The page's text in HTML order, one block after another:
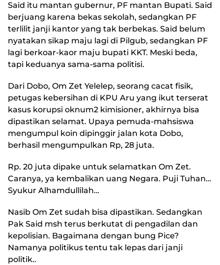
Said itu mantan gubernur, PF mantan Bupati. Said
berjuang karena bekas sekolah, sedangkan PF
terlilit janji kantor yang tak berbekas. Said belum
nyatakan sikap maju lagi di Pilgub, sedangkan PF
lagi berkoar-kaor maju bupati KKT. Meski beda,
tapi keduanya sama-sama politisi.
Dari Dobo, Om Zet Yelelep, seorang cacat fisik,
petugas kebersihan di KPU Aru yang ikut terserat
kasus korupsi oknum2 kimisioner, akhirnya bisa
dipastikan selamat. Upaya pemuda-mahsiswa
mengumpul koin dipinggir jalan kota Dobo,
berhasil mengumpulkan Rp, 28 juta.
Rp. 20 juta dipake untuk selamatkan Om Zet.
Caranya, ya kembalikan uang Negara. Puji Tuhan…
Syukur Alhamdullilah…
Nasib Om Zet sudah bisa dipastikan. Sedangkan
Pak Said msh terus berkutat di pengadilan dan
kepolisian. Bagaimana dengan bung Pice?
Namanya politikus tentu tak lepas dari janji
politik..